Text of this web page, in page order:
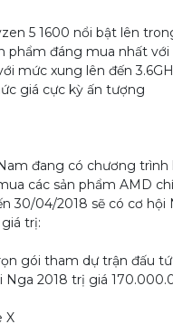
5 1600 nổi bật lên
phẩm đáng mua nhất với
mức xung lên đến
giá cực kỳ ấn tượng
đang có chương trình
các sản phẩm AMD
30/04/2018 sẽ có cơ hội
trị:
gói tham dự trận đấu
Nga 2018 trị giá
X